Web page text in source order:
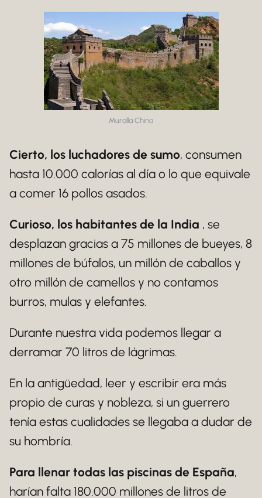
Muralla China
Cierto, los luchadores de sumo, consumen
hasta 10.000 calorías al día o lo que equivale
a comer 16 pollos asados.
Curioso, los habitantes de la India , se
desplazan gracias a 75 millones de bueyes, 8
millones de búfalos, un millón de caballos y
otro millón de camellos y no contamos
burros, mulas y elefantes.
Durante nuestra vida podemos llegar a
derramar 70 litros de lágrimas.
En la antigüedad, leer y escribir era más
propio de curas y nobleza, si un guerrero
tenía estas cualidades se llegaba a dudar de
su hombría.
Para llenar todas las piscinas de España,
harían falta 180.000 millones de litros de